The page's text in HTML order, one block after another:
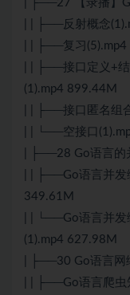
| ├──27 【录播】
| | ├──反射概念
| | ├──复习
| | ├──接口定义+
(1).mp4 899.44M
| | ├──接口匿名组
| | └──空接口
| ├──28 Go语言的
| | ├──Go语言并发
349.61M
| | └──Go语言并
(1).mp4 627.98M
| ├──30 Go语言网
| | ├──Go语言爬